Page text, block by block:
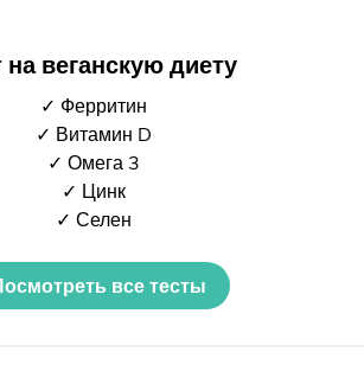
на веганскую диету
✓ Ферритин
✓ Витамин D
✓ Омега 3
✓ Цинк
✓ Селен
все тесты